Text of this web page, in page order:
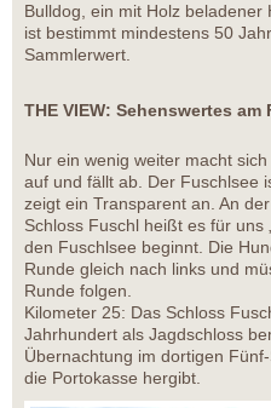
Bulldog, ein mit Holz
ist bestimmt mindestens 50
Sammlerwert.
THE VIEW: Sehenswertes am
Nur ein wenig weiter macht
auf und fällt ab. Der Fuschlsee
zeigt ein Transparent an. An
Schloss Fuschl heißt es für uns
den Fuschlsee beginnt. Die
Runde gleich nach links und
Runde folgen.
Kilometer 25: Das Schloss
Jahrhundert als Jagdschloss
Übernachtung im dortigen
die Portokasse hergibt.